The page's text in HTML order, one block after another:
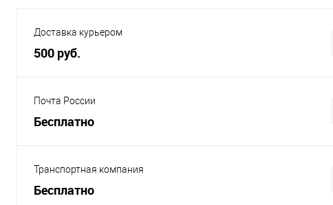
Доставка курьером
500 руб.
Почта России
Бесплатно
Транспортная компания
Бесплатно